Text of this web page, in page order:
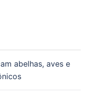
abelhas, aves e